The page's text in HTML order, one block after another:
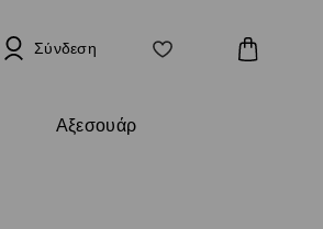
Σύνδεση
Αξεσουάρ